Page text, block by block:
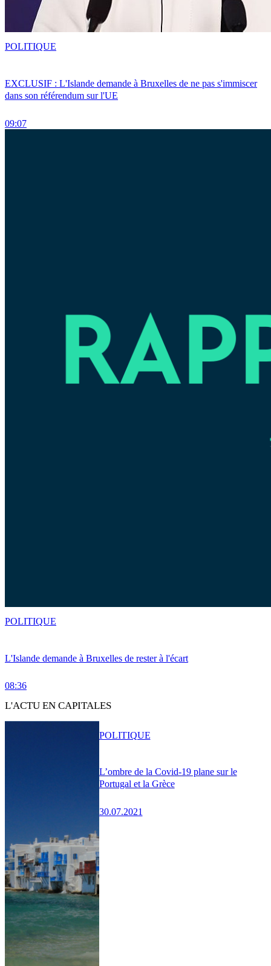
EXCLUSIF : L'Islande demande à Bruxelles de ne pas s'immiscer
dans son référendum sur l'UE
09:07
POLITIQUE
L'Islande demande à Bruxelles de rester à l'écart
08:36
POLITIQUE
L'ACTU EN CAPITALES
L’ombre de la Covid-19 plane sur le
Portugal et la Grèce
30.07.2021
POLITIQUE